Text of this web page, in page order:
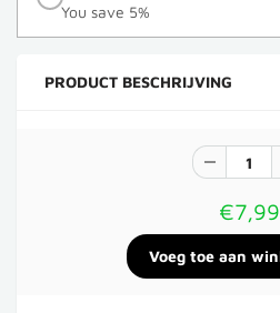
You save 5%
PRODUCT BESCHRIJVING
€7,99